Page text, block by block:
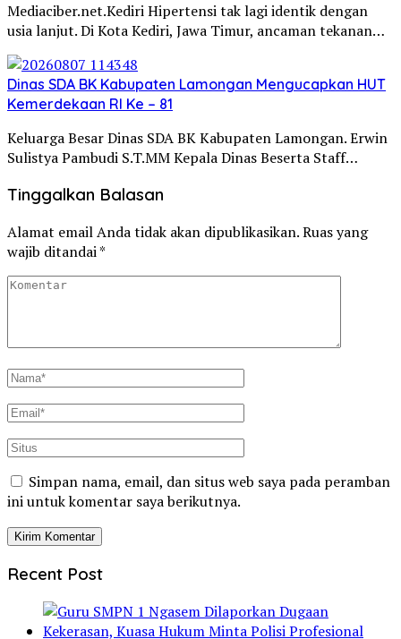
Mediaciber.net.Kediri Hipertensi tak lagi identik dengan
usia lanjut. Di Kota Kediri, Jawa Timur, ancaman tekanan…
Dinas SDA BK Kabupaten Lamongan Mengucapkan HUT
Kemerdekaan RI Ke – 81
Keluarga Besar Dinas SDA BK Kabupaten Lamongan. Erwin
Sulistya Pambudi S.T.MM Kepala Dinas Beserta Staff…
Tinggalkan Balasan
Alamat email Anda tidak akan dipublikasikan.Ruas yang
wajib ditandai*
Simpan nama, email, dan situs web saya pada peramban
ini untuk komentar saya berikutnya.
Recent Post